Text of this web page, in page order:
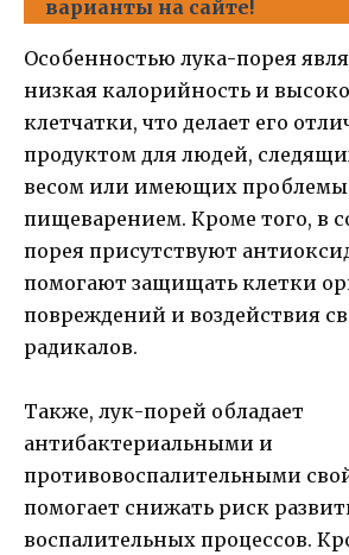
варианты на сайте!
Особенностью лука-порея
низкая калорийность и
клетчатки, что делает его
продуктом для людей,
весом или имеющих проблемы
пищеварением. Кроме того, в
порея присутствуют
помогают защищать клетки
повреждений и воздействия
радикалов.
Также, лук-порей обладает
антибактериальными и
противовоспалительными
помогает снижать риск
воспалительных процессов.